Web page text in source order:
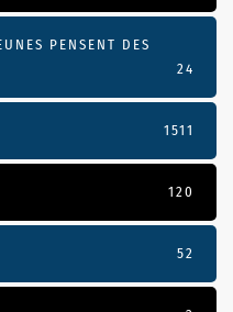
PENSENT DES
24
1511
120
52